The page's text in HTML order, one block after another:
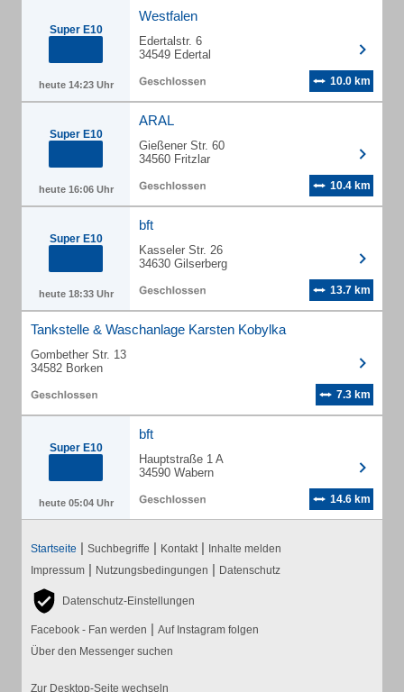
Super E10
heute 14:23 Uhr
Westfalen
Edertalstr. 6
34549 Edertal
10.0 km
Super E10
heute 16:06 Uhr
ARAL
Gießener Str. 60
34560 Fritzlar
10.4 km
Super E10
heute 18:33 Uhr
bft
Kasseler Str. 26
34630 Gilserberg
13.7 km
Tankstelle & Waschanlage Karsten Kobylka
Gombether Str. 13
34582 Borken
7.3 km
Super E10
heute 05:04 Uhr
bft
Hauptstraße 1 A
34590 Wabern
14.6 km
Startseite | Suchbegriffe | Kontakt | Inhalte melden
Impressum | Nutzungsbedingungen | Datenschutz
Datenschutz-Einstellungen
Facebook - Fan werden | Auf Instagram folgen
Über den Messenger suchen
Zur Desktop-Seite wechseln